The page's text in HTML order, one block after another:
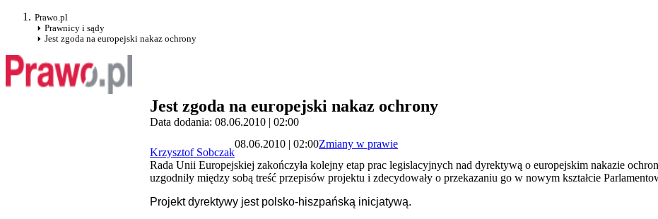
Prawo.pl
Prawnicy i sądy
Jest zgoda na europejski nakaz ochrony
Jest zgoda na europejski nakaz ochrony
Data dodania: 08.06.2010 | 02:00
Krzysztof Sobczak
08.06.2010 | 02:00Zmiany w prawie
Rada Unii Europejskiej zakończyła kolejny etap prac legislacyjnych nad dyrektywą o europejskim nakazie
uzgodniły między sobą treść przepisów projektu i zdecydowały o przekazaniu go w nowym kształcie
Projekt dyrektywy jest polsko-hiszpańską inicjatywą.